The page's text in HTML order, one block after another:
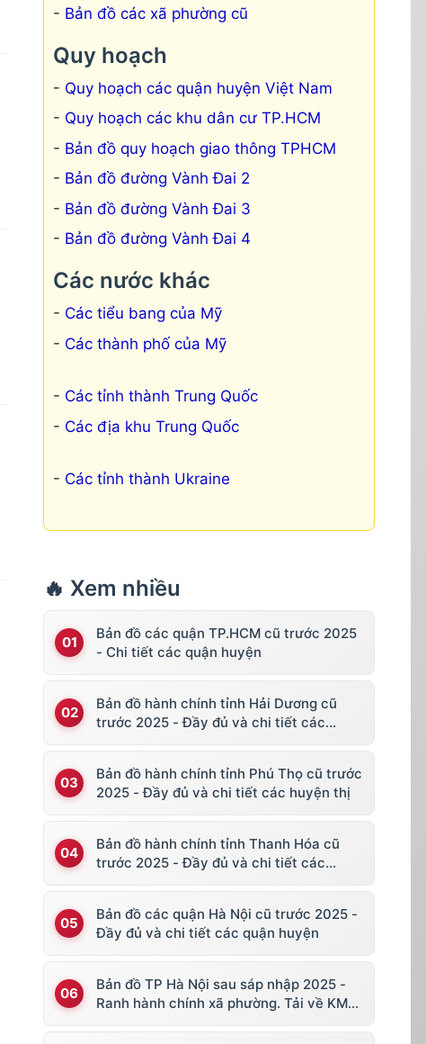
Bản đồ các xã phường cũ
Quy hoạch
Quy hoạch các quận huyện Việt Nam
Quy hoạch các khu dân cư TP.HCM
Bản đồ quy hoạch giao thông TPHCM
Bản đồ đường Vành Đai 2
Bản đồ đường Vành Đai 3
Bản đồ đường Vành Đai 4
Các nước khác
Các tiểu bang của Mỹ
Các thành phố của Mỹ
Các tỉnh thành Trung Quốc
Các địa khu Trung Quốc
Các tỉnh thành Ukraine
🔥 Xem nhiều
Bản đồ các quận TP.HCM cũ trước 2025
- Chi tiết các quận huyện
Bản đồ hành chính tỉnh Hải Dương cũ
trước 2025 - Đầy đủ và chi tiết các
Bản đồ hành chính tỉnh Phú Thọ cũ trước
2025 - Đầy đủ và chi tiết các huyện thị
Bản đồ hành chính tỉnh Thanh Hóa cũ
trước 2025 - Đầy đủ và chi tiết các
Bản đồ các quận Hà Nội cũ trước 2025 -
Đầy đủ và chi tiết các quận huyện
Bản đồ TP Hà Nội sau sáp nhập 2025 -
Ranh hành chính xã phường. Tải về KML,